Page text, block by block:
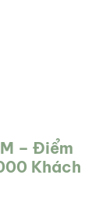
– Điểm
Khách